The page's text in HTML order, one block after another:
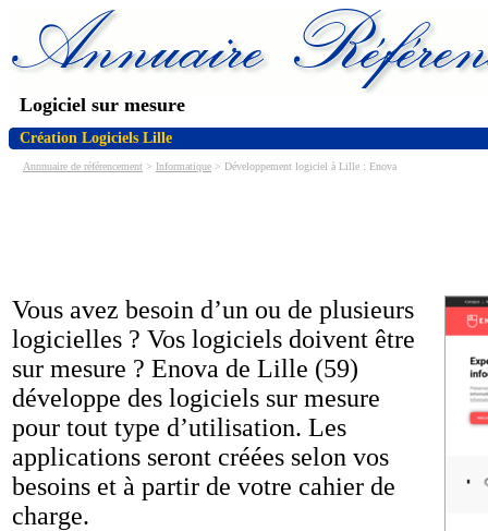
Logiciel sur mesure
Création Logiciels Lille
Annnuaire de référencement > Informatique > Développement logiciel à Lille : Enova
Vous avez besoin d’un ou de plusieurs
logicielles ? Vos logiciels doivent être
sur mesure ? Enova de Lille (59)
développe des logiciels sur mesure
pour tout type d’utilisation. Les
applications seront créées selon vos
besoins et à partir de votre cahier de
charge.